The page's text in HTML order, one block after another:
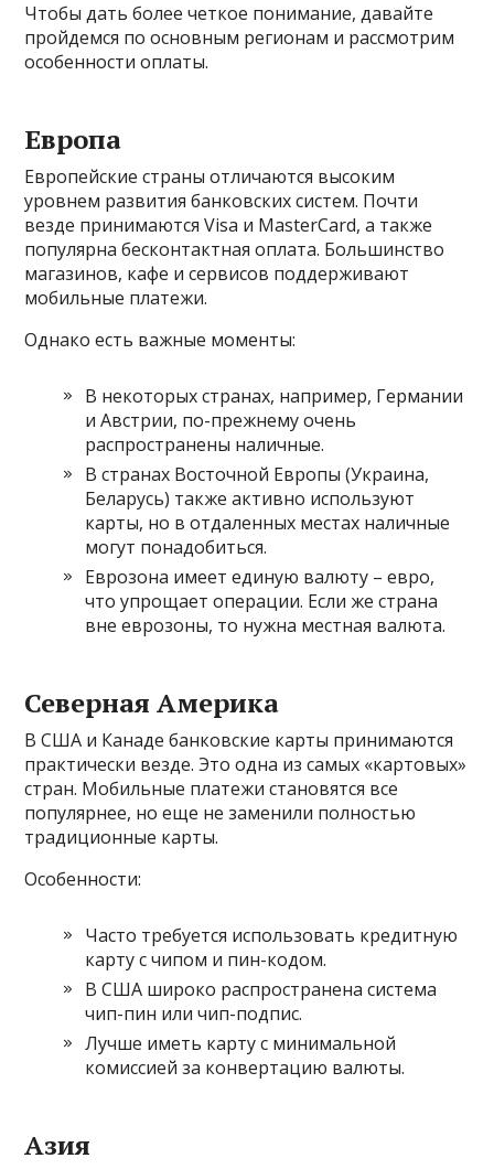
Чтобы дать более четкое понимание, давайте
пройдемся по основным регионам и рассмотрим
особенности оплаты.
Европа
Европейские страны отличаются высоким
уровнем развития банковских систем. Почти
везде принимаются Visa и MasterCard, а также
популярна бесконтактная оплата. Большинство
магазинов, кафе и сервисов поддерживают
мобильные платежи.
Однако есть важные моменты:
В некоторых странах, например, Германии
и Австрии, по-прежнему очень
распространены наличные.
В странах Восточной Европы (Украина,
Беларусь) также активно используют
карты, но в отдаленных местах наличные
могут понадобиться.
Еврозона имеет единую валюту – евро,
что упрощает операции. Если же страна
вне еврозоны, то нужна местная валюта.
Северная Америка
В США и Канаде банковские карты принимаются
практически везде. Это одна из самых «картовых»
стран. Мобильные платежи становятся все
популярнее, но еще не заменили полностью
традиционные карты.
Особенности:
Часто требуется использовать кредитную
карту с чипом и пин-кодом.
В США широко распространена система
чип-пин или чип-подпис.
Лучше иметь карту с минимальной
комиссией за конвертацию валюты.
Азия